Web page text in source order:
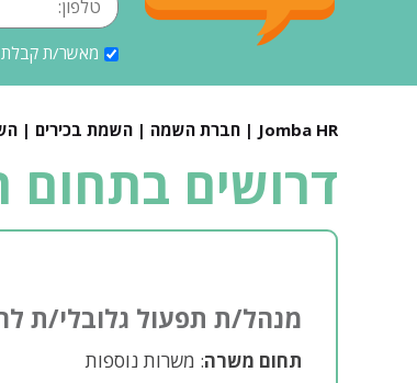
מאשר/ת קבלת
Jomba HR | חברת השמה | השמת בכירים | השמת פיננסים |
דרושים בתחום
מנהל/ת תפעול גלובלי/ת
תחום משרה: משרות נוספות